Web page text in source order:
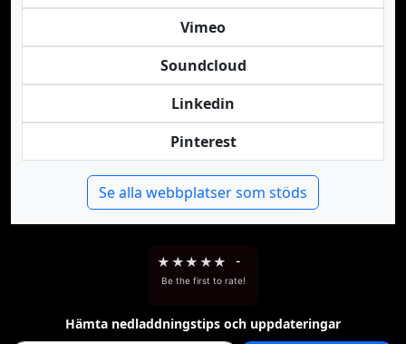
Vimeo
Soundcloud
Linkedin
Pinterest
Se alla webbplatser som stöds
★ ★★ ★★ -
Be the first to rate!
Hämta nedladdningstips och uppdateringar